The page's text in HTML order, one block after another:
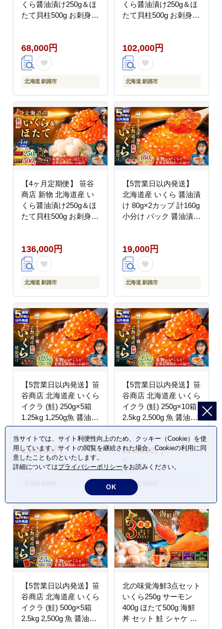
くら醤油漬け250g＆ほ
たて貝柱500g お刺身
たて貝柱 帆立 ホタテ
ほたて 海鮮丼 詰め合わ
せ 海鮮 魚介 冷凍 グル
メ 北海道 釧路市
68,000円
北海道 釧路市
くら醤油漬け250g＆ほ
たて貝柱500g お刺身
たて貝柱 帆立 ホタテ
ほたて 海鮮丼 詰め合わ
せ 海鮮 魚介 冷凍 グル
メ 北海道 釧路市
102,000円
北海道 釧路市
【4ヶ月定期便】 笹谷
商店 新物 北海道産 い
くら醤油漬け250g＆ほ
たて貝柱500g お刺身
たて貝柱 帆立 ホタテ
ほたて 海鮮丼 詰め合わ
せ 海鮮 魚介 冷凍 グル
メ 北海道 釧路市
136,000円
北海道 釧路市
【5営業日以内発送】
北海道産 いくら 醤油漬
け 80g×2カップ 計160g
小分け パック 醤油漬け
介類 グルメ 北海道 釧
路市
19,000円
北海道 釧路市
【5営業日以内発送】笹
谷商店 北海道産 いくら
イクラ (鮭) 250g×5箱
1.25kg 1,250g魚 醤油漬
け 海鮮醤油漬け 海鮮
海鮮丼 ギフト 冷凍 魚
卵 魚介類 しょう油漬
ご飯のお供
114,000円
【5営業日以内発送】笹
谷商店 北海道産 いくら
イクラ (鮭) 250g×10箱
2.5kg 2,500g 魚 醤油漬
け 海鮮醤油漬け 海鮮
海鮮丼 ギフト 冷凍 魚
卵 魚介類 しょう油漬
225,000円
北海道 釧路市
【5営業日以内発送】笹
谷商店 北海道産 いくら
イクラ (鮭) 500g×5箱
2.5kg 2,500g 魚 醤油漬
北の味覚海鮮3点セット
いくら250g サーモン
400g ほたて500g 海鮮
丼 セット 鮭 シャケ サ
当サイトでは、サイト利便性向上のため、クッキー（Cookie）を使
用しています。サイトの閲覧を継続された場合、Cookieの利用に同
意したことものといたします。
詳細についてはプライバシーポリシーをお読みください。
OK